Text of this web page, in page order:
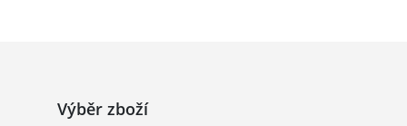
Výběr zboží